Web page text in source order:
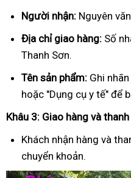
Người nhận: Nguyên
Địa chỉ giao hàng: Số
Thanh Sơn.
Tên sản phẩm: Ghi
hoặc "Dụng cụ y tế" để
Khâu 3: Giao hàng và
Khách nhận hàng và
chuyển khoản.